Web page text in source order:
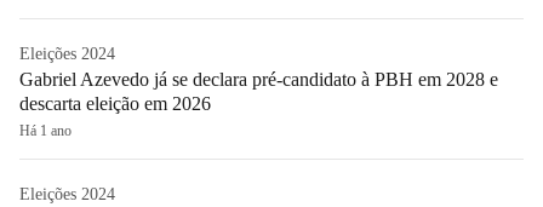
Eleições 2024
Gabriel Azevedo já se declara pré-candidato à PBH em 2028 e
descarta eleição em 2026
Há 1 ano
Eleições 2024